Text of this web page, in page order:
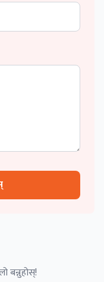
बन्नुहोस्!